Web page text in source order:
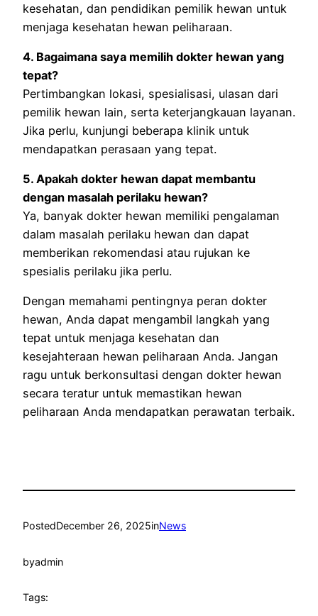
kesehatan, dan pendidikan pemilik hewan untuk
menjaga kesehatan hewan peliharaan.
4. Bagaimana saya memilih dokter hewan yang
tepat?
Pertimbangkan lokasi, spesialisasi, ulasan dari
pemilik hewan lain, serta keterjangkauan layanan.
Jika perlu, kunjungi beberapa klinik untuk
mendapatkan perasaan yang tepat.
5. Apakah dokter hewan dapat membantu
dengan masalah perilaku hewan?
Ya, banyak dokter hewan memiliki pengalaman
dalam masalah perilaku hewan dan dapat
memberikan rekomendasi atau rujukan ke
spesialis perilaku jika perlu.
Dengan memahami pentingnya peran dokter
hewan, Anda dapat mengambil langkah yang
tepat untuk menjaga kesehatan dan
kesejahteraan hewan peliharaan Anda. Jangan
ragu untuk berkonsultasi dengan dokter hewan
secara teratur untuk memastikan hewan
peliharaan Anda mendapatkan perawatan terbaik.
PostedDecember 26, 2025inNews
byadmin
Tags: